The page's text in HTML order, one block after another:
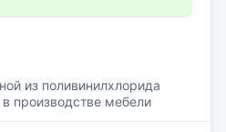
из поливинилхлорида
производстве мебели